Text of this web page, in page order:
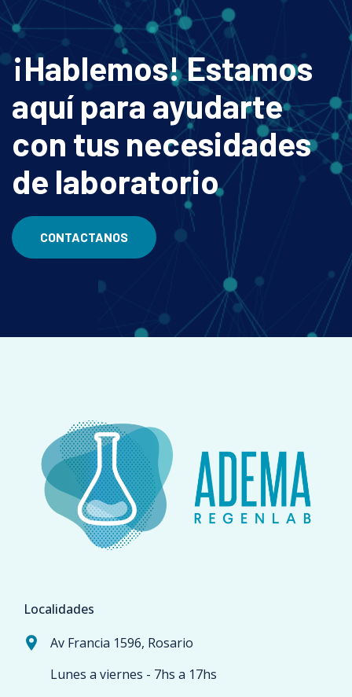
¡Hablemos! Estamos
aquí para ayudarte
con tus necesidades
de laboratorio
CONTACTANOS
Localidades
Av Francia 1596, Rosario
Lunes a viernes - 7hs a 17hs